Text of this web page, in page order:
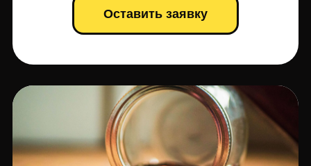
Оставить заявку